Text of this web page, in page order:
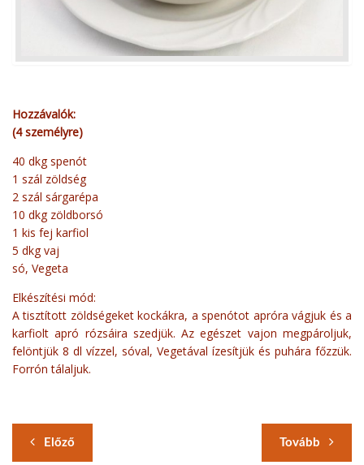
Hozzávalók:
(4 személyre)
40 dkg spenót
1 szál zöldség
2 szál sárgarépa
10 dkg zöldborsó
1 kis fej karfiol
5 dkg vaj
só, Vegeta
Elkészítési mód:
A tisztított zöldségeket kockákra, a spenótot apróra vágjuk és a
karfiolt apró rózsáira szedjük. Az egészet vajon megpároljuk,
felöntjük 8 dl vízzel, sóval, Vegetával ízesítjük és puhára főzzük.
Forrón tálaljuk.
Előző Tovább